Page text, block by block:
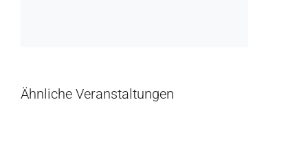
Ähnliche Veranstaltungen